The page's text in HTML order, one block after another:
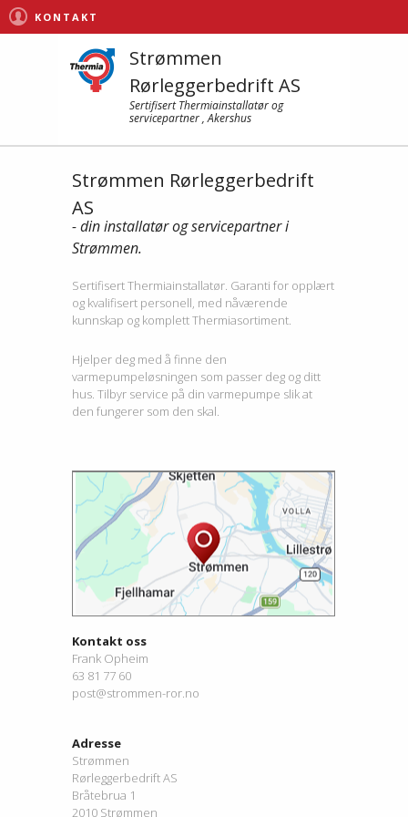
KONTAKT
Strømmen
Rørleggerbedrift AS
Sertifisert Thermiainstallatør og
servicepartner , Akershus
Strømmen Rørleggerbedrift
AS
- din installatør og servicepartner i
Strømmen.
Sertifisert Thermiainstallatør. Garanti for opplært
og kvalifisert personell, med nåværende
kunnskap og komplett Thermiasortiment.
Hjelper deg med å finne den
varmepumpeløsningen som passer deg og ditt
hus. Tilbyr service på din varmepumpe slik at
den fungerer som den skal.
Kontakt oss
Frank Opheim
63 81 77 60
post@strommen-ror.no
Adresse
Strømmen
Rørleggerbedrift AS
Bråtebrua 1
2010 Strømmen